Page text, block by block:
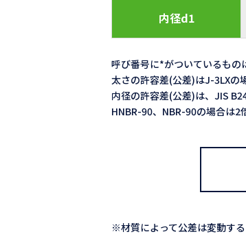
内径d1
呼び番号に*がついているもの
太さの許容差(公差)はJ-3LXの
内径の許容差(公差)は、JIS
HNBR-90、NBR-90の場合は2
※材質によって公差は変動す